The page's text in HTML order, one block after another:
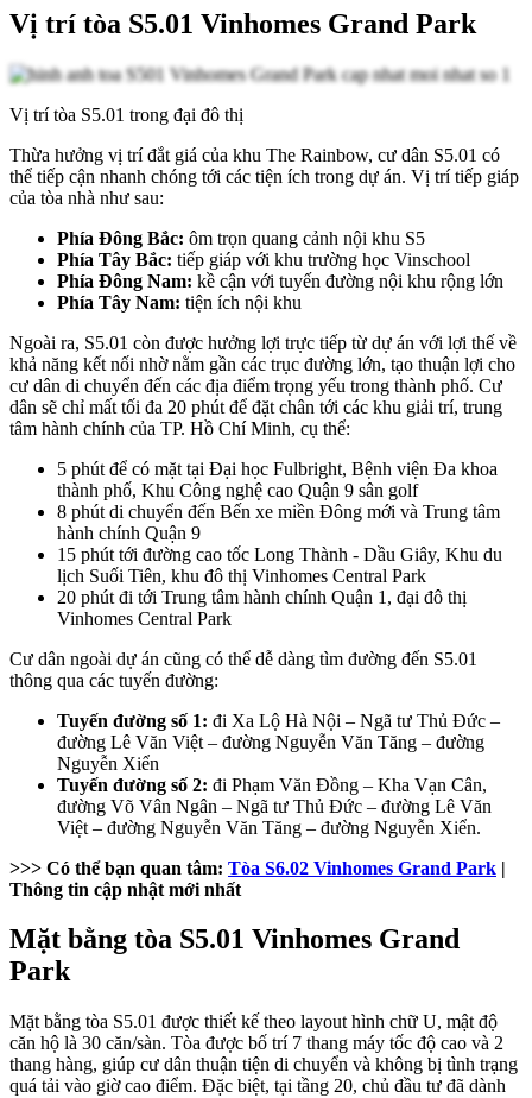
Vị trí tòa S5.01 Vinhomes Grand Park
Vị trí tòa S5.01 trong đại đô thị
Thừa hưởng vị trí đắt giá của khu The Rainbow, cư dân S5.01 có
thể tiếp cận nhanh chóng tới các tiện ích trong dự án. Vị trí tiếp giáp
của tòa nhà như sau:
Phía Đông Bắc: ôm trọn quang cảnh nội khu S5
Phía Tây Bắc: tiếp giáp với khu trường học Vinschool
Phía Đông Nam: kề cận với tuyến đường nội khu rộng lớn
Phía Tây Nam: tiện ích nội khu
Ngoài ra, S5.01 còn được hưởng lợi trực tiếp từ dự án với lợi thế về
khả năng kết nối nhờ nằm gần các trục đường lớn, tạo thuận lợi cho
cư dân di chuyển đến các địa điểm trọng yếu trong thành phố. Cư
dân sẽ chỉ mất tối đa 20 phút để đặt chân tới các khu giải trí, trung
tâm hành chính của TP. Hồ Chí Minh, cụ thể:
5 phút để có mặt tại Đại học Fulbright, Bệnh viện Đa khoa
thành phố, Khu Công nghệ cao Quận 9 sân golf
8 phút di chuyển đến Bến xe miền Đông mới và Trung tâm
hành chính Quận 9
15 phút tới đường cao tốc Long Thành - Dầu Giây, Khu du
lịch Suối Tiên, khu đô thị Vinhomes Central Park
20 phút đi tới Trung tâm hành chính Quận 1, đại đô thị
Vinhomes Central Park
Cư dân ngoài dự án cũng có thể dễ dàng tìm đường đến S5.01
thông qua các tuyến đường:
Tuyến đường số 1: đi Xa Lộ Hà Nội – Ngã tư Thủ Đức –
đường Lê Văn Việt – đường Nguyễn Văn Tăng – đường
Nguyễn Xiển
Tuyến đường số 2: đi Phạm Văn Đồng – Kha Vạn Cân,
đường Võ Vân Ngân – Ngã tư Thủ Đức – đường Lê Văn
Việt – đường Nguyễn Văn Tăng – đường Nguyễn Xiển.
>>> Có thể bạn quan tâm: Tòa S6.02 Vinhomes Grand Park |
Thông tin cập nhật mới nhất
Mặt bằng tòa S5.01 Vinhomes Grand
Park
Mặt bằng tòa S5.01 được thiết kế theo layout hình chữ U, mật độ
căn hộ là 30 căn/sàn. Tòa được bố trí 7 thang máy tốc độ cao và 2
thang hàng, giúp cư dân thuận tiện di chuyển và không bị tình trạng
quá tải vào giờ cao điểm. Đặc biệt, tại tầng 20, chủ đầu tư đã dành